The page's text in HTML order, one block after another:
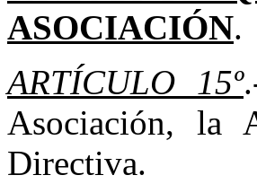
ASOCIACIÓN.
ARTÍCULO 15º
Asociación, la
Directiva.